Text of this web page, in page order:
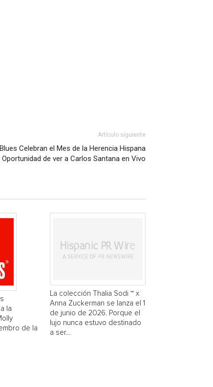
Artículo siguiente
Celebran el Mes de la Herencia Hispana
de ver a Carlos Santana en Vivo
la
de la
La colección Thalia Sodi ™ x
Anna Zuckerman se lanza el 1
de junio de 2026. Porque el
lujo nunca estuvo destinado
a ser...